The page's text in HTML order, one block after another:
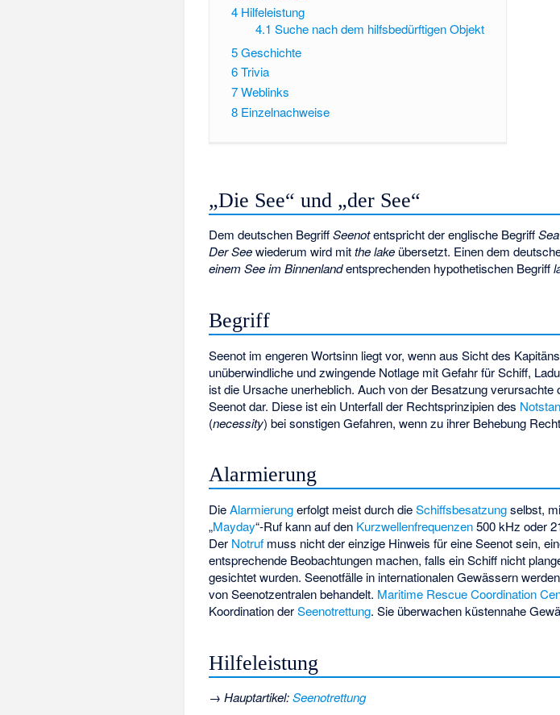
4 Hilfeleistung
4.1 Suche nach dem hilfsbedürftigen Objekt
5Geschichte
6Trivia
7Weblinks
8 Einzelnachweise
„Die See“ und „der See“
Dem deutschen BegriffSeenotentspricht der englische Begriff
Der Seewiederum wird mitthe lake übersetzt. Einen dem
einem See im Binnenlandentsprechenden hypothetischen Begriff
Begriff
Seenot im engeren Wortsinn liegt vor, wenn aus Sicht des
unüberwindliche und zwingende Notlage mit Gefahr für Schiff,
ist die Ursache unerheblich. Auch von der Besatzung
Seenot dar. Diese ist ein Unterfall der Rechtsprinzipien des
(necessity) bei sonstigen Gefahren, wenn zu ihrer Behebung
Alarmierung
DieAlarmierungerfolgt meist durch dieSchiffsbesatzungselbst,
„Mayday“-Ruf kann auf den Kurzwellenfrequenzen500 kHz oder
Der Notruf muss nicht der einzige Hinweis für eine Seenot sein,
entsprechende Beobachtungen machen, falls ein Schiff nicht
gesichtet wurden. Seenotfälle in internationalen Gewässern
von Seenotzentralen behandelt. Maritime Rescue Coordination
Koordination derSeenotrettung. Sie überwachen küstennahe
Hilfeleistung
→Hauptartikel:Seenotrettung